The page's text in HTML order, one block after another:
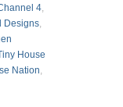
4,
Designs,
House
Nation,